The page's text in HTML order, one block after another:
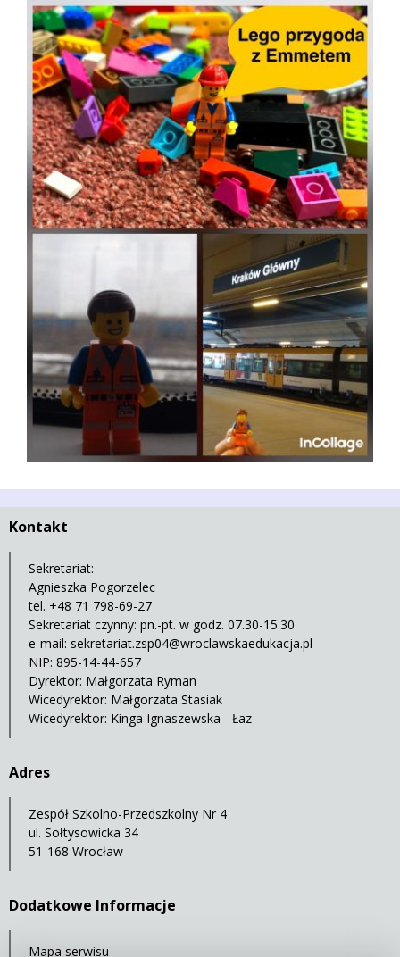
Kontakt
Sekretariat:
Agnieszka Pogorzelec
tel. +48 71 798-69-27
Sekretariat czynny: pn.-pt. w godz. 07.30-15.30
e-mail: sekretariat.zsp04@wroclawskaedukacja.pl
NIP: 895-14-44-657
Dyrektor: Małgorzata Ryman
Wicedyrektor: Małgorzata Stasiak
Wicedyrektor: Kinga Ignaszewska - Łaz
Adres
Zespół Szkolno-Przedszkolny Nr 4
ul. Sołtysowicka 34
51-168 Wrocław
Dodatkowe Informacje
Mapa serwisu